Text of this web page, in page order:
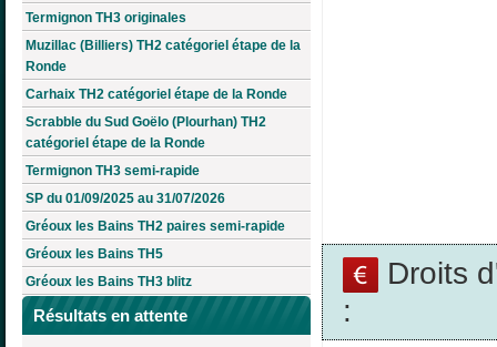
Termignon TH3 originales
Muzillac (Billiers) TH2 catégoriel étape de la
Ronde
Carhaix TH2 catégoriel étape de la Ronde
Scrabble du Sud Goëlo (Plourhan) TH2
catégoriel étape de la Ronde
Termignon TH3 semi-rapide
SP du 01/09/2025 au 31/07/2026
Gréoux les Bains TH2 paires semi-rapide
Gréoux les Bains TH5
Gréoux les Bains TH3 blitz
Résultats en attente
Droits
: